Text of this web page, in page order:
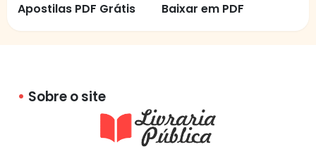
Apostilas PDF Grátis
Baixar em PDF
Sobre o site